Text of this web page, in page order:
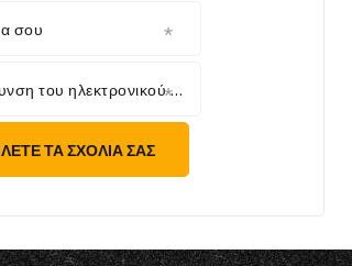
σου
Η διεύθυνση του ηλεκτρονικού σου ταχυδρομείου
ΤΑ ΣΧΌΛΙΆ ΣΑΣ